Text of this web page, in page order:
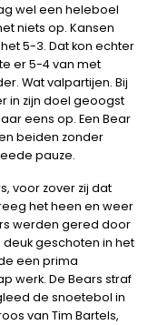
wel een heleboel
niets op. Kansen
5-3. Dat kon echter
er 5-4 van met
Wat valpartijen. Bij
in zijn doel geoogst
eens op. Een Bear
beiden zonder
pauze.
voor zover zij dat
het heen en weer
werden gered door
geschoten in het
een prima
werk. De Bears straf
de snoetebol in
van Tim Bartels,